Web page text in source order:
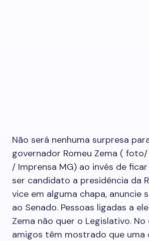
Não será nenhuma surpresa
governador Romeu Zema (
/ Imprensa MG) ao invés de
ser candidato a presidência da
vice em alguma chapa, anuncie
ao Senado. Pessoas ligadas a
Zema não quer o Legislativo.
amigos têm mostrado que uma